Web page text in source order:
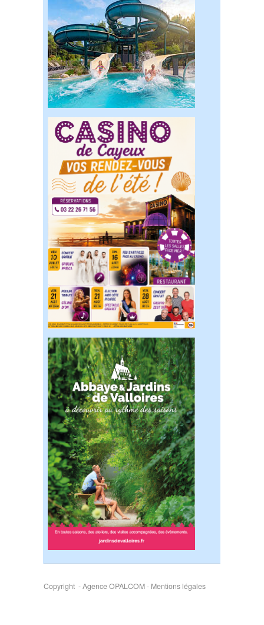
Copyright - Agence OPALCOM- Mentions légales